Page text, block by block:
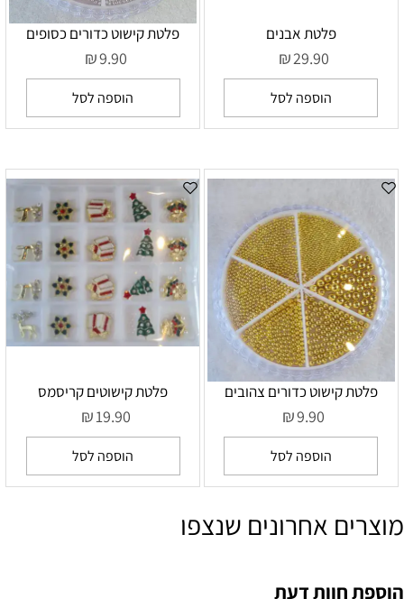
פלטת אבנים
₪29.90
הוספה לסל
פלטת קישוט כדורים כסופים
₪9.90
הוספה לסל
פלטת קישוט כדורים צהובים
₪9.90
הוספה לסל
פלטת קישוטים קריסמס
₪19.90
הוספה לסל
מוצרים אחרונים שנצפו
הוספת חוות דעת